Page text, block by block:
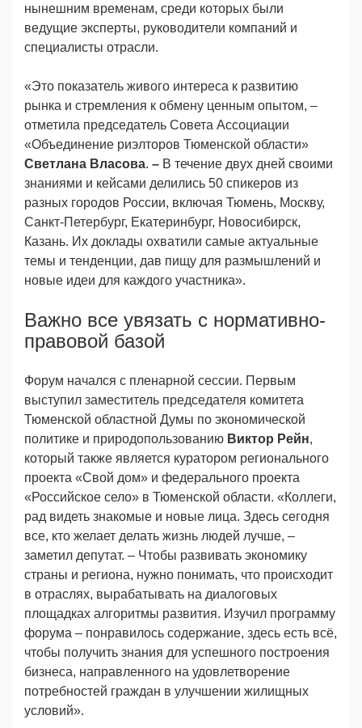
нынешним временам, среди которых были
ведущие эксперты, руководители компаний и
специалисты отрасли.
«Это показатель живого интереса к развитию
рынка и стремления к обмену ценным опытом, –
отметила председатель Совета Ассоциации
«Объединение риэлторов Тюменской области»
Светлана Власова. – В течение двух дней своими
знаниями и кейсами делились 50 спикеров из
разных городов России, включая Тюмень, Москву,
Санкт-Петербург, Екатеринбург, Новосибирск,
Казань. Их доклады охватили самые актуальные
темы и тенденции, дав пищу для размышлений и
новые идеи для каждого участника».
Важно все увязать с нормативно-
правовой базой
Форум начался с пленарной сессии. Первым
выступил заместитель председателя комитета
Тюменской областной Думы по экономической
политике и природопользованию Виктор Рейн,
который также является куратором регионального
проекта «Свой дом» и федерального проекта
«Российское село» в Тюменской области. «Коллеги,
рад видеть знакомые и новые лица. Здесь сегодня
все, кто желает делать жизнь людей лучше, –
заметил депутат. – Чтобы развивать экономику
страны и региона, нужно понимать, что происходит
в отраслях, вырабатывать на диалоговых
площадках алгоритмы развития. Изучил программу
форума – понравилось содержание, здесь есть всё,
чтобы получить знания для успешного построения
бизнеса, направленного на удовлетворение
потребностей граждан в улучшении жилищных
условий».